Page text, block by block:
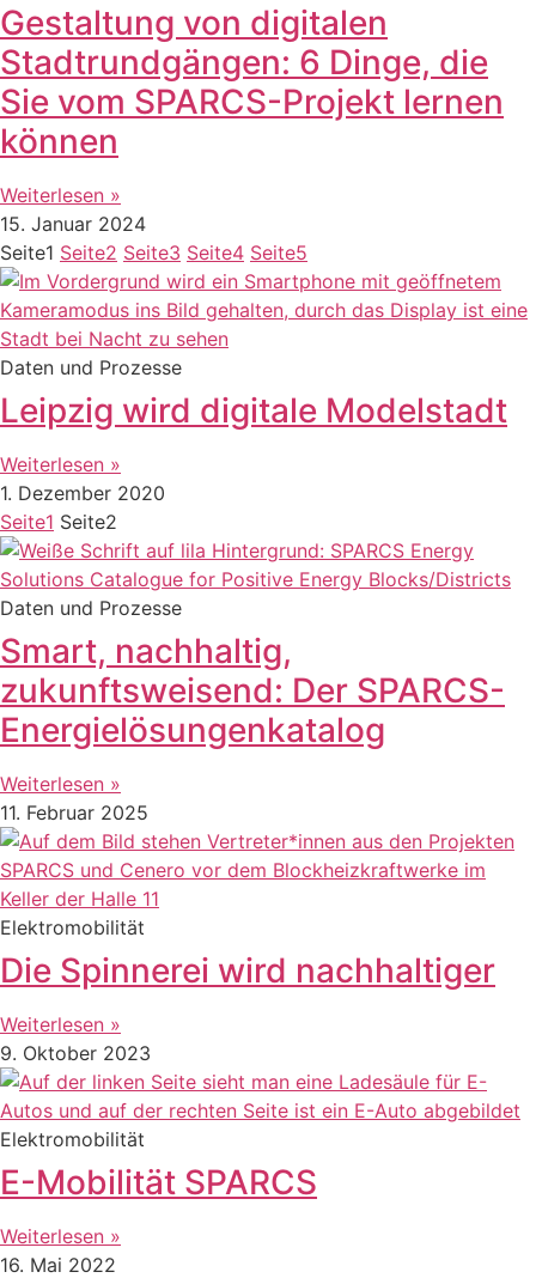
Gestaltung von digitalen
Stadtrundgängen: 6 Dinge, die
Sie vom SPARCS-Projekt lernen
können
Weiterlesen »
15. Januar 2024
Seite1 Seite2 Seite3 Seite4 Seite5
Daten und Prozesse
Leipzig wird digitale Modelstadt
Weiterlesen »
1. Dezember 2020
Seite1 Seite2
Daten und Prozesse
Smart, nachhaltig,
zukunftsweisend: Der SPARCS-
Energielösungenkatalog
Weiterlesen »
11. Februar 2025
Elektromobilität
Die Spinnerei wird nachhaltiger
Weiterlesen »
9. Oktober 2023
Elektromobilität
E-Mobilität SPARCS
Weiterlesen »
16. Mai 2022